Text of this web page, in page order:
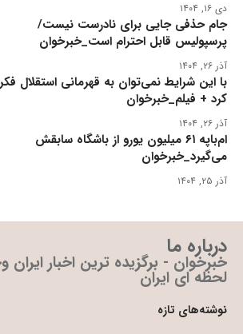
دی ۱۶, ۱۴۰۴
جام حذفی جایی برای نادرست نیست/
پرسپولیس قابل احترام است_خبرخوان
آذر ۲۶, ۱۴۰۴
با این شرایط نمی‌توان به قهرمانی استقلال فکر
کرد + فیلم_خبرخوان
آذر ۲۶, ۱۴۰۴
ام‌باپه ۶۱ میلیون یورو از باشگاه سابقش
می‌گیرد_خبرخوان
آذر ۲۵, ۱۴۰۴
درباره ما
خبرخوان - برگزیده ترین اخبار ایران
لحظه ای ایران
نوشته‌های تازه